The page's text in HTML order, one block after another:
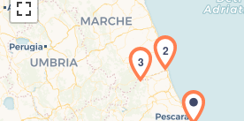
2
3